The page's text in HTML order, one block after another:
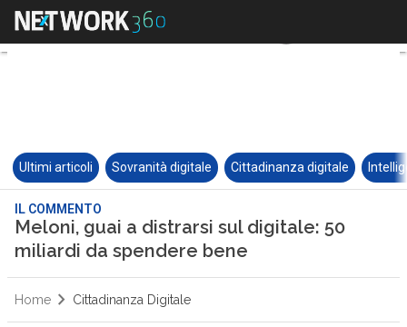
Ultimi articoli Sovranità digitale Cittadinanza digitale
IL COMMENTO
Meloni, guai a distrarsi sul digitale: 50
miliardi da spendere bene
Home Cittadinanza Digitale